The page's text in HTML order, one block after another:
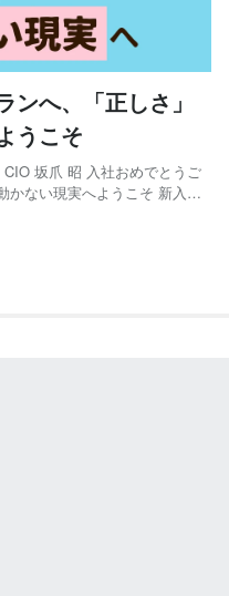
ンへ、「正しさ」
うこそ
坂爪 昭 入社おめでとうご
かない現実へようこそ 新入社
が、昨年度として一番気づき
、P...